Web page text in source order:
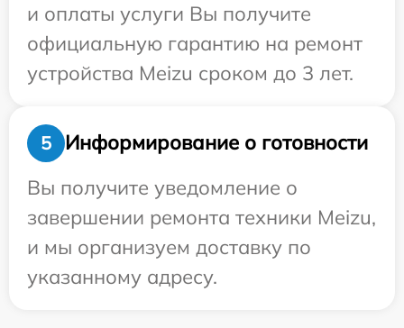
и оплаты услуги Вы получите
официальную гарантию на ремонт
устройства Meizu сроком до 3 лет.
5
Информирование о готовности
Вы получите уведомление о
завершении ремонта техники Meizu,
и мы организуем доставку по
указанному адресу.